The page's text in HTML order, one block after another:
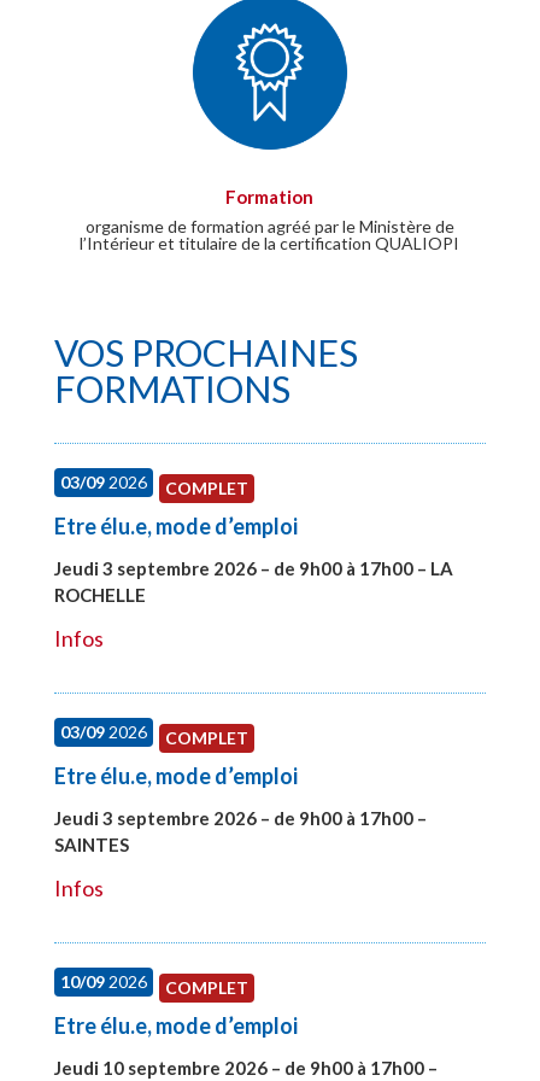
Formation
organisme de formation agréé par le Ministère de
l’Intérieur et titulaire de la certification QUALIOPI
VOS PROCHAINES
FORMATIONS
03/092026 COMPLET
Etre élu.e, mode d’emploi
Jeudi 3 septembre 2026 – de 9h00 à 17h00 – LA
ROCHELLE
Infos
03/092026 COMPLET
Etre élu.e, mode d’emploi
Jeudi 3 septembre 2026 – de 9h00 à 17h00 –
SAINTES
Infos
10/092026 COMPLET
Etre élu.e, mode d’emploi
Jeudi 10 septembre 2026 – de 9h00 à 17h00 –